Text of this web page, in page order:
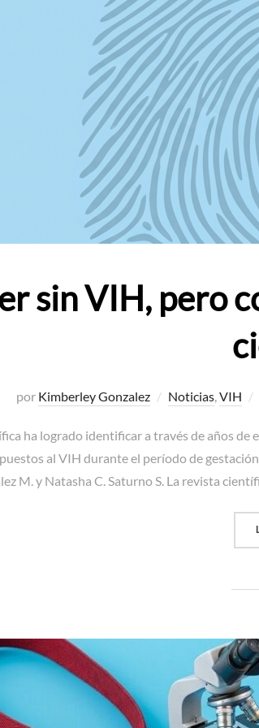
sin VIH, pero
por Kimberley Gonzalez Noticias,VIH
ha logrado identificar a través de años
al VIH durante el período de
M. y Natasha C. Saturno S. La revista